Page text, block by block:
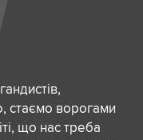
стаємо ворогами
що нас треба